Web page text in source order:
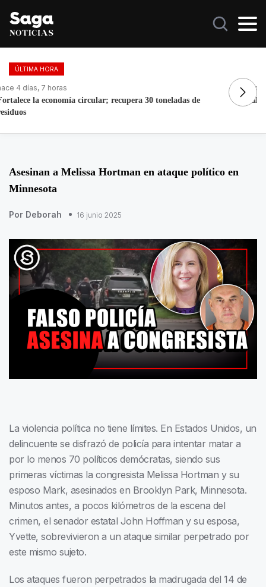
ÚLTIMA HORA
hace 7 horas
Galilea Montijo celebra estar entre Los 50 más bellos
Asesinan a Melissa Hortman en ataque político en
Minnesota
Por Deborah 16 junio 2025
La violencia política no tiene límites. En Estados Unidos, un
delincuente se disfrazó de policía para intentar matar a
por lo menos 70 políticos demócratas, siendo sus
primeras víctimas la congresista Melissa Hortman y su
esposo Mark, asesinados en Brooklyn Park, Minnesota.
Minutos antes, a pocos kilómetros de la escena del
crimen, el senador estatal John Hoffman y su esposa,
Yvette, sobrevivieron a un ataque similar perpetrado por
este mismo sujeto.
Los ataques fueron perpetrados la madrugada del 14 de